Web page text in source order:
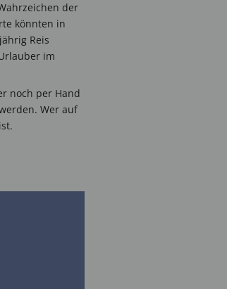
der
könnten in
Reis
im
noch per Hand
Wer auf